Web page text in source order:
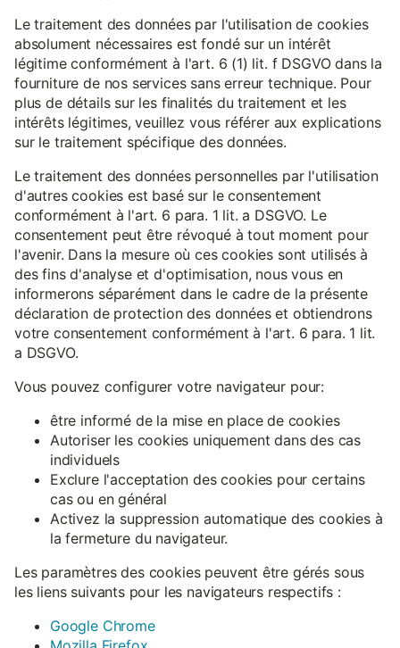
Le traitement des données par l'utilisation de cookies
absolument nécessaires est fondé sur un intérêt
légitime conformément à l'art. 6 (1) lit. f DSGVO dans la
fourniture de nos services sans erreur technique. Pour
plus de détails sur les finalités du traitement et les
intérêts légitimes, veuillez vous référer aux explications
sur le traitement spécifique des données.
Le traitement des données personnelles par l'utilisation
d'autres cookies est basé sur le consentement
conformément à l'art. 6 para. 1 lit. a DSGVO. Le
consentement peut être révoqué à tout moment pour
l'avenir. Dans la mesure où ces cookies sont utilisés à
des fins d'analyse et d'optimisation, nous vous en
informerons séparément dans le cadre de la présente
déclaration de protection des données et obtiendrons
votre consentement conformément à l'art. 6 para. 1 lit.
a DSGVO.
Vous pouvez configurer votre navigateur pour:
être informé de la mise en place de cookies
Autoriser les cookies uniquement dans des cas
individuels
Exclure l'acceptation des cookies pour certains
cas ou en général
Activez la suppression automatique des cookies à
la fermeture du navigateur.
Les paramètres des cookies peuvent être gérés sous
les liens suivants pour les navigateurs respectifs :
Google Chrome